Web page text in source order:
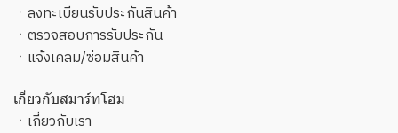
ㆍ ลงทะเบียนรับประกันสินค้า
ㆍ ตรวจสอบการรับประกัน
ㆍ แจ้งเคลม/ซ่อมสินค้า
เกี่ยวกับสมาร์ทโฮม
ㆍ เกี่ยวกับเรา